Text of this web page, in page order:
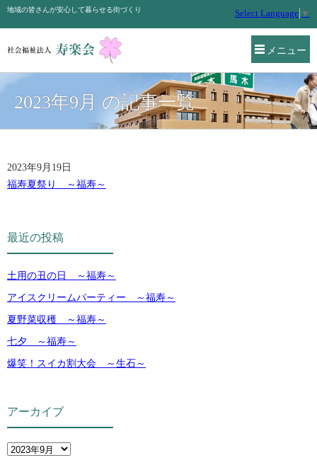
メニュー
地域の皆さんが安心して暮らせる街づくり Select Language ▼
2023年9月 の記事一覧
2023年9月19日
福寿夏祭り ～福寿～
最近の投稿
土用の丑の日 ～福寿～
アイスクリームパーティー ～福寿～
夏野菜収穫 ～福寿～
七夕 ～福寿～
爆笑！スイカ割大会 ～生石～
アーカイブ